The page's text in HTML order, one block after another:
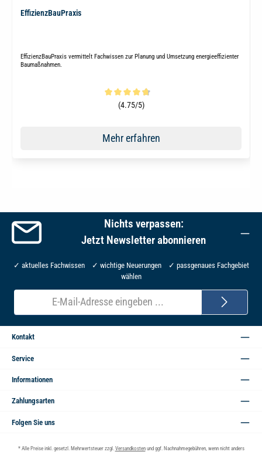
EffizienzBauPraxis
EffizienzBauPraxis vermittelt Fachwissen zur Planung und Umsetzung energieeffizienter
Baumaßnahmen.
Durchschnittliche Bewertung von 4.6 von 5 Sternen
(4.75/5)
Mehr erfahren
Nichts verpassen:
Jetzt Newsletter abonnieren
✓ aktuelles Fachwissen ✓ wichtige Neuerungen ✓ passgenaues Fachgebiet
wählen
E-
Mail-
Adresse*
Kontakt
Service
Informationen
Zahlungsarten
Folgen Sie uns
* Alle Preise inkl. gesetzl. Mehrwertsteuer zzgl. Versandkostenund ggf. Nachnahmegebühren, wenn nicht anders